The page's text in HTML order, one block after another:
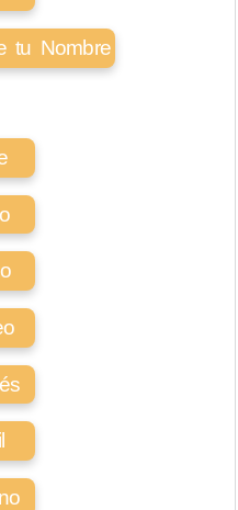
tu Nombre